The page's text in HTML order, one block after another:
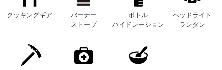
クッキングギア
バーナー
ストーブ
ボトル
ハイドレーション
ヘッドライト
ランタン